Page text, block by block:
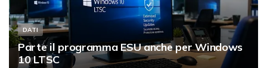
DATI
Parte il programma ESU anche per Windows
10 LTSC